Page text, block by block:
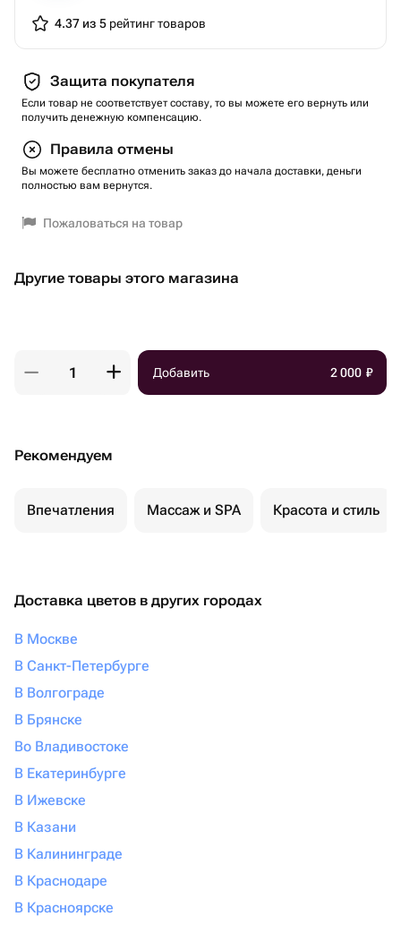
4.37 из 5 рейтинг товаров
Защита покупателя
Если товар не соответствует составу, то вы можете его вернуть или
получить денежную компенсацию.
Правила отмены
Вы можете бесплатно отменить заказ до начала доставки, деньги
полностью вам вернутся.
Пожаловаться на товар
Другие товары этого магазина
Добавить 2 000 ₽
Рекомендуем
Впечатления Массаж и SPA Красота и стиль
Доставка цветов в других городах
В Москве
В Санкт-Петербурге
В Волгограде
В Брянске
Во Владивостоке
В Екатеринбурге
В Ижевске
В Казани
В Калининграде
В Краснодаре
В Красноярске